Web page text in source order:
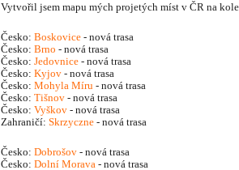
Vytvořil jsem mapu mých projetých míst v ČR na
Česko: Boskovice - nová trasa
Česko: Brno - nová trasa
Česko: Jedovnice - nová trasa
Česko: Kyjov - nová trasa
Česko: Mohyla Míru - nová trasa
Česko: Tišnov - nová trasa
Česko: Vyškov - nová trasa
Zahraničí: Skrzyczne - nová trasa
Česko: Dobrošov - nová trasa
Česko: Dolní Morava - nová trasa